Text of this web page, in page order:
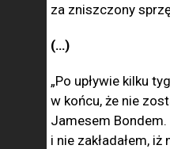
za zniszczony
(…)
„Po upływie kilku
w końcu, że nie
Jamesem
i nie zakładałem,